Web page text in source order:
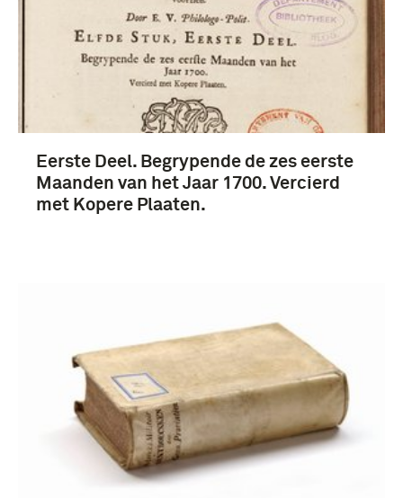
Staatse Leger (1579-1795) (30)
Lodewijk XIV (koning van Frankrijk) (21)
Polybius (14)
Saint-Simon (13)
Frankrijk (291)
Europa (144)
Republiek der Verenigde Provinciën (1579-1795)
Eerste Deel. Begrypende de zes eerste
Maanden van het Jaar 1700. Vercierd
met Kopere Plaaten.